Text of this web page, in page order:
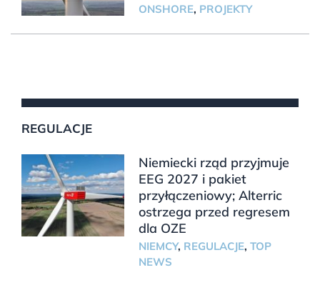
ONSHORE, PROJEKTY
REGULACJE
Niemiecki rząd przyjmuje
EEG 2027 i pakiet
przyłączeniowy; Alterric
ostrzega przed regresem
dla OZE
NIEMCY, REGULACJE, TOP
NEWS